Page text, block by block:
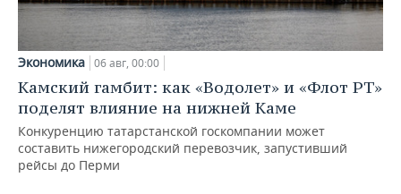
Экономика 06 авг, 00:00
Камский гамбит: как «Водолет» и «Флот РТ»
поделят влияние на нижней Каме
Конкуренцию татарстанской госкомпании может
составить нижегородский перевозчик, запустивший
рейсы до Перми